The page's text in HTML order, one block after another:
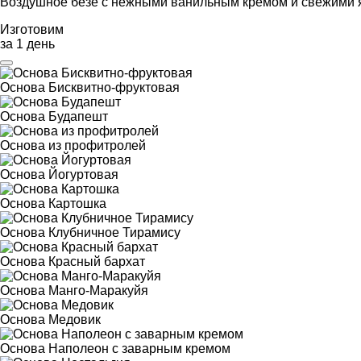
Изготовим
за 1 день
Основа Бисквитно-фруктовая
Основа Будапешт
Основа из профитролей
Основа Йогуртовая
Основа Картошка
Основа Клубничное Тирамису
Основа Красный бархат
Основа Манго-Маракуйя
Основа Медовик
Основа Наполеон с заварным кремом